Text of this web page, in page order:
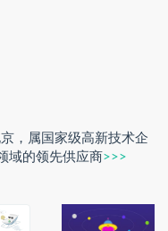
，属国家级高新技术企
域的领先供应商 >>>